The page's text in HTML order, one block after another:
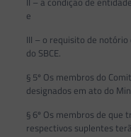
e
III – o requisito de
do SBCE.
§ 5º Os membros do
designados em ato do
§ 6º Os membros de que
respectivos suplentes